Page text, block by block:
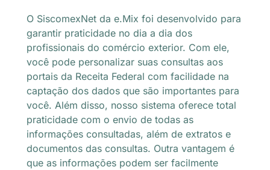
O SiscomexNet da e.Mix foi desenvolvido para
garantir praticidade no dia a dia dos
profissionais do comércio exterior. Com ele,
você pode personalizar suas consultas aos
portais da Receita Federal com facilidade na
captação dos dados que são importantes para
você. Além disso, nosso sistema oferece total
praticidade com o envio de todas as
informações consultadas, além de extratos e
documentos das consultas. Outra vantagem é
que as informações podem ser facilmente